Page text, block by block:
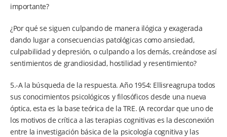
importante?
¿Por qué se siguen culpando de manera ilógica y exagerada
dando lugar a consecuencias patológicas como ansiedad,
culpabilidad y depresión, o culpando a los demás, creándose así
sentimientos de grandiosidad, hostilidad y resentimiento?
5.-A la búsqueda de la respuesta. Año 1954: Ellisreagrupa todos
sus conocimientos psicológicos y filosóficos desde una nueva
óptica, esta es la base teórica de la TRE. (A recordar que uno de
los motivos de crítica a las terapias cognitivas es la desconexión
entre la investigación básica de la psicología cognitiva y las